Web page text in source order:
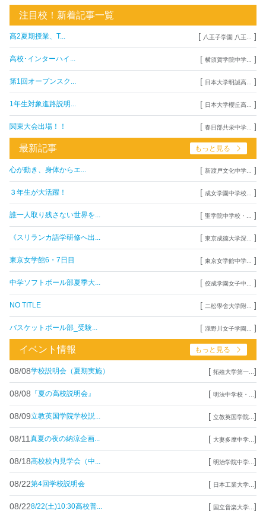
注目校！新着記事一覧
高2夏期授業、T... [ 八王子学園 八王... ]
高校･インターハイ... [ 横須賀学院中学... ]
第1回オープンスク... [ 日本大学明誠高... ]
1年生対象進路説明... [ 日本大学櫻丘高... ]
関東大会出場！！ [ 春日部共栄中学... ]
最新記事 もっと見る
心が動き、身体からエ... [ 新渡戸文化中学... ]
３年生が大活躍！ [ 成女学園中学校... ]
誰一人取り残さない世界を... [ 聖学院中学校・... ]
《スリランカ語学研修へ出... [ 東京成徳大学深... ]
東京女学館6・7日目 [ 東京女学館中学... ]
中学ソフトボール部夏季大... [ 佼成学園女子中... ]
NO TITLE [ 二松學舍大学附... ]
バスケットボール部_受験... [ 瀧野川女子学園... ]
イベント情報 もっと見る
08/08学校説明会（夏期実施） [ 拓殖大学第一... ]
08/08 『夏の高校説明会』 [ 明法中学校・... ]
08/09立教英国学院学校説... [ 立教英国学院... ]
08/11 真夏の夜の納涼企画... [ 大妻多摩中学... ]
08/18高校校内見学会（中... [ 明治学院中学... ]
08/22第4回学校説明会 [ 日本工業大学... ]
08/228/22(土)10:30高校普... [ 国立音楽大学... ]